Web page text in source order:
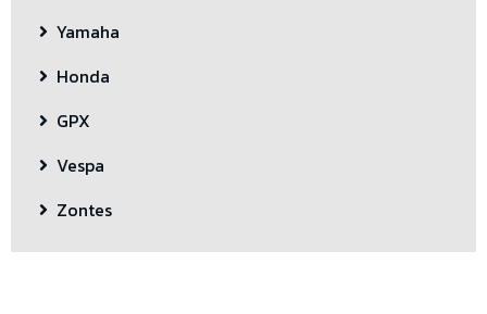
Yamaha
Honda
GPX
Vespa
Zontes